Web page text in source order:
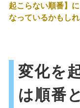
起こらない順番】に
なっているかもしれ
変化を
は順番